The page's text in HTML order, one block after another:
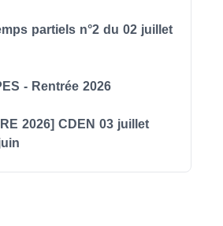
partiels n°2 du 02 juillet
- Rentrée 2026
2026] CDEN 03 juillet